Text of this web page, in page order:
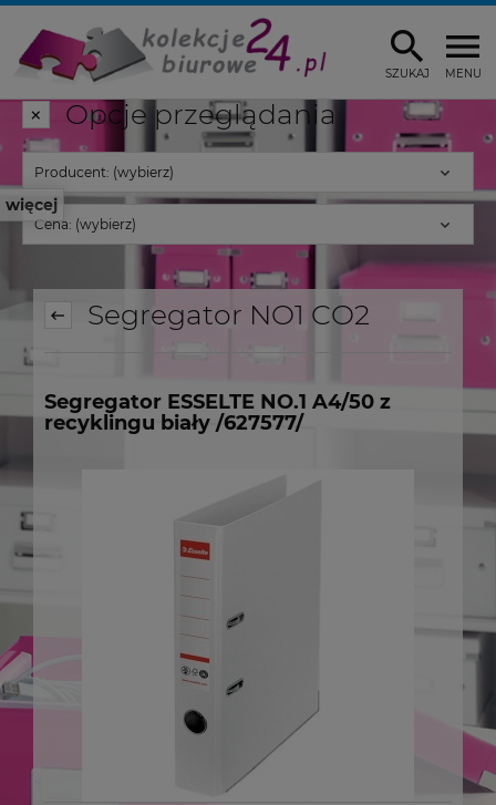
MENU
SZUKAJ
Opcje przeglądania
Producent: (wybierz)
Cena: (wybierz)
więcej
Segregator NO1 CO2
Segregator ESSELTE NO.1 A4/50 z
recyklingu biały /627577/